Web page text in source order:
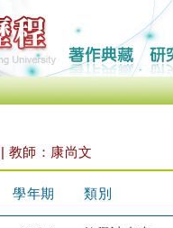
教師：康尚文
學年期 類別